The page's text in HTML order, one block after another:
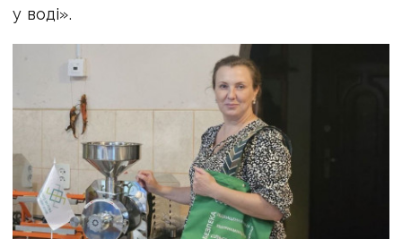
у воді».